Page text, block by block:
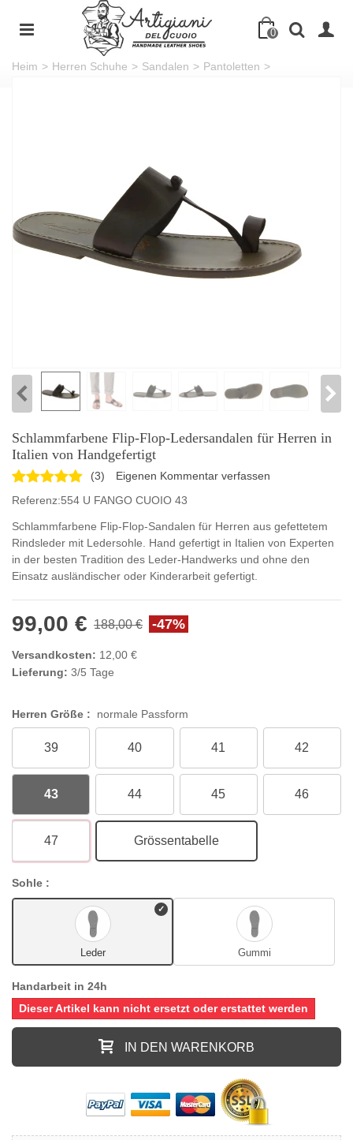
0
Heim > Herren Schuhe > Sandalen > Pantoletten >
Schlammfarbene Flip-Flop-Ledersandalen für Herren in
Italien von Handgefertigt
(3)
Eigenen Kommentar verfassen
Referenz:554 U FANGO CUOIO 43
Schlammfarbene Flip-Flop-Sandalen für Herren aus gefettetem
Rindsleder mit Ledersohle. Hand gefertigt in Italien von Experten
in der besten Tradition des Leder-Handwerks und ohne den
Einsatz ausländischer oder Kinderarbeit gefertigt.
99,00 € 188,00 € -47%
Versandkosten: 12,00 €
Lieferung: 3/5 Tage
Herren Größe : normale Passform
39 40 41 42
43 44 45 46
47 Grössentabelle
Sohle :
Leder Gummi
Handarbeit in 24h
Dieser Artikel kann nicht ersetzt oder erstattet werden
IN DEN WARENKORB